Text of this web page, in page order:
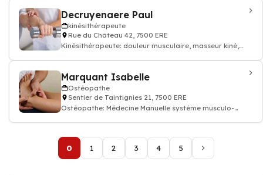
Decruyenaere Paul
kinésithérapeute
Rue du Château 42, 7500 ERE
Kinésithérapeute: douleur musculaire, masseur kiné,
Marquant Isabelle
Ostéopathe
Sentier de Taintignies 21, 7500 ERE
Ostéopathe: Médecine Manuelle système musculo-
0 1 2 3 4 5